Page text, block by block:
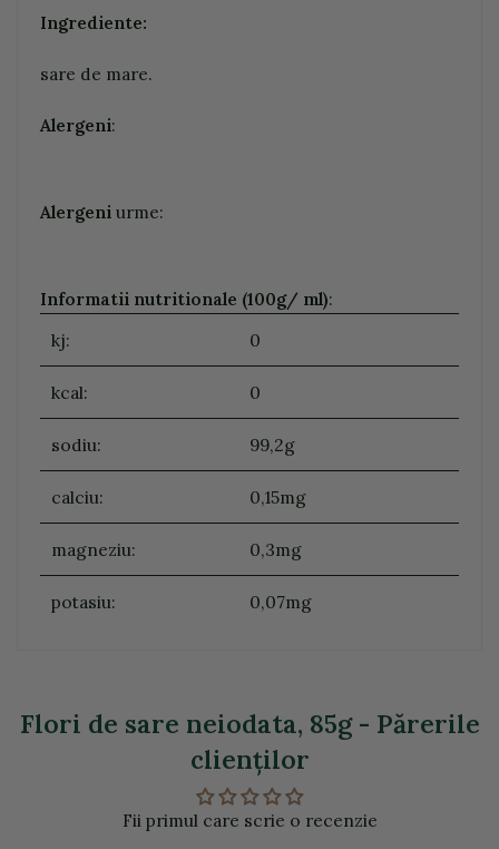
Ingrediente:
sare de mare.
Alergeni:
Alergeni urme:
Informatii nutritionale (100g/ ml):
kj:
0
kcal: 0
sodiu: 99,2g
calciu: 0,15mg
magneziu: 0,3mg
potasiu: 0,07mg
Flori de sare neiodata, 85g - Părerile
clienţilor
Fii primul care scrie o recenzie